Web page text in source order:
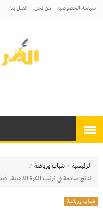
سياسة الخصوصيه من نحن اتصل بنا
الرئيسية ⁄ شباب ورياضة ⁄
نتائج صادمة في ترتيب الكرة الذهبية..
شباب ورياضة